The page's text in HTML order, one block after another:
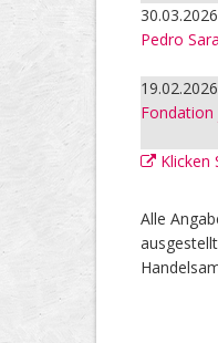
Pedro
Fondation
Klicken
Alle